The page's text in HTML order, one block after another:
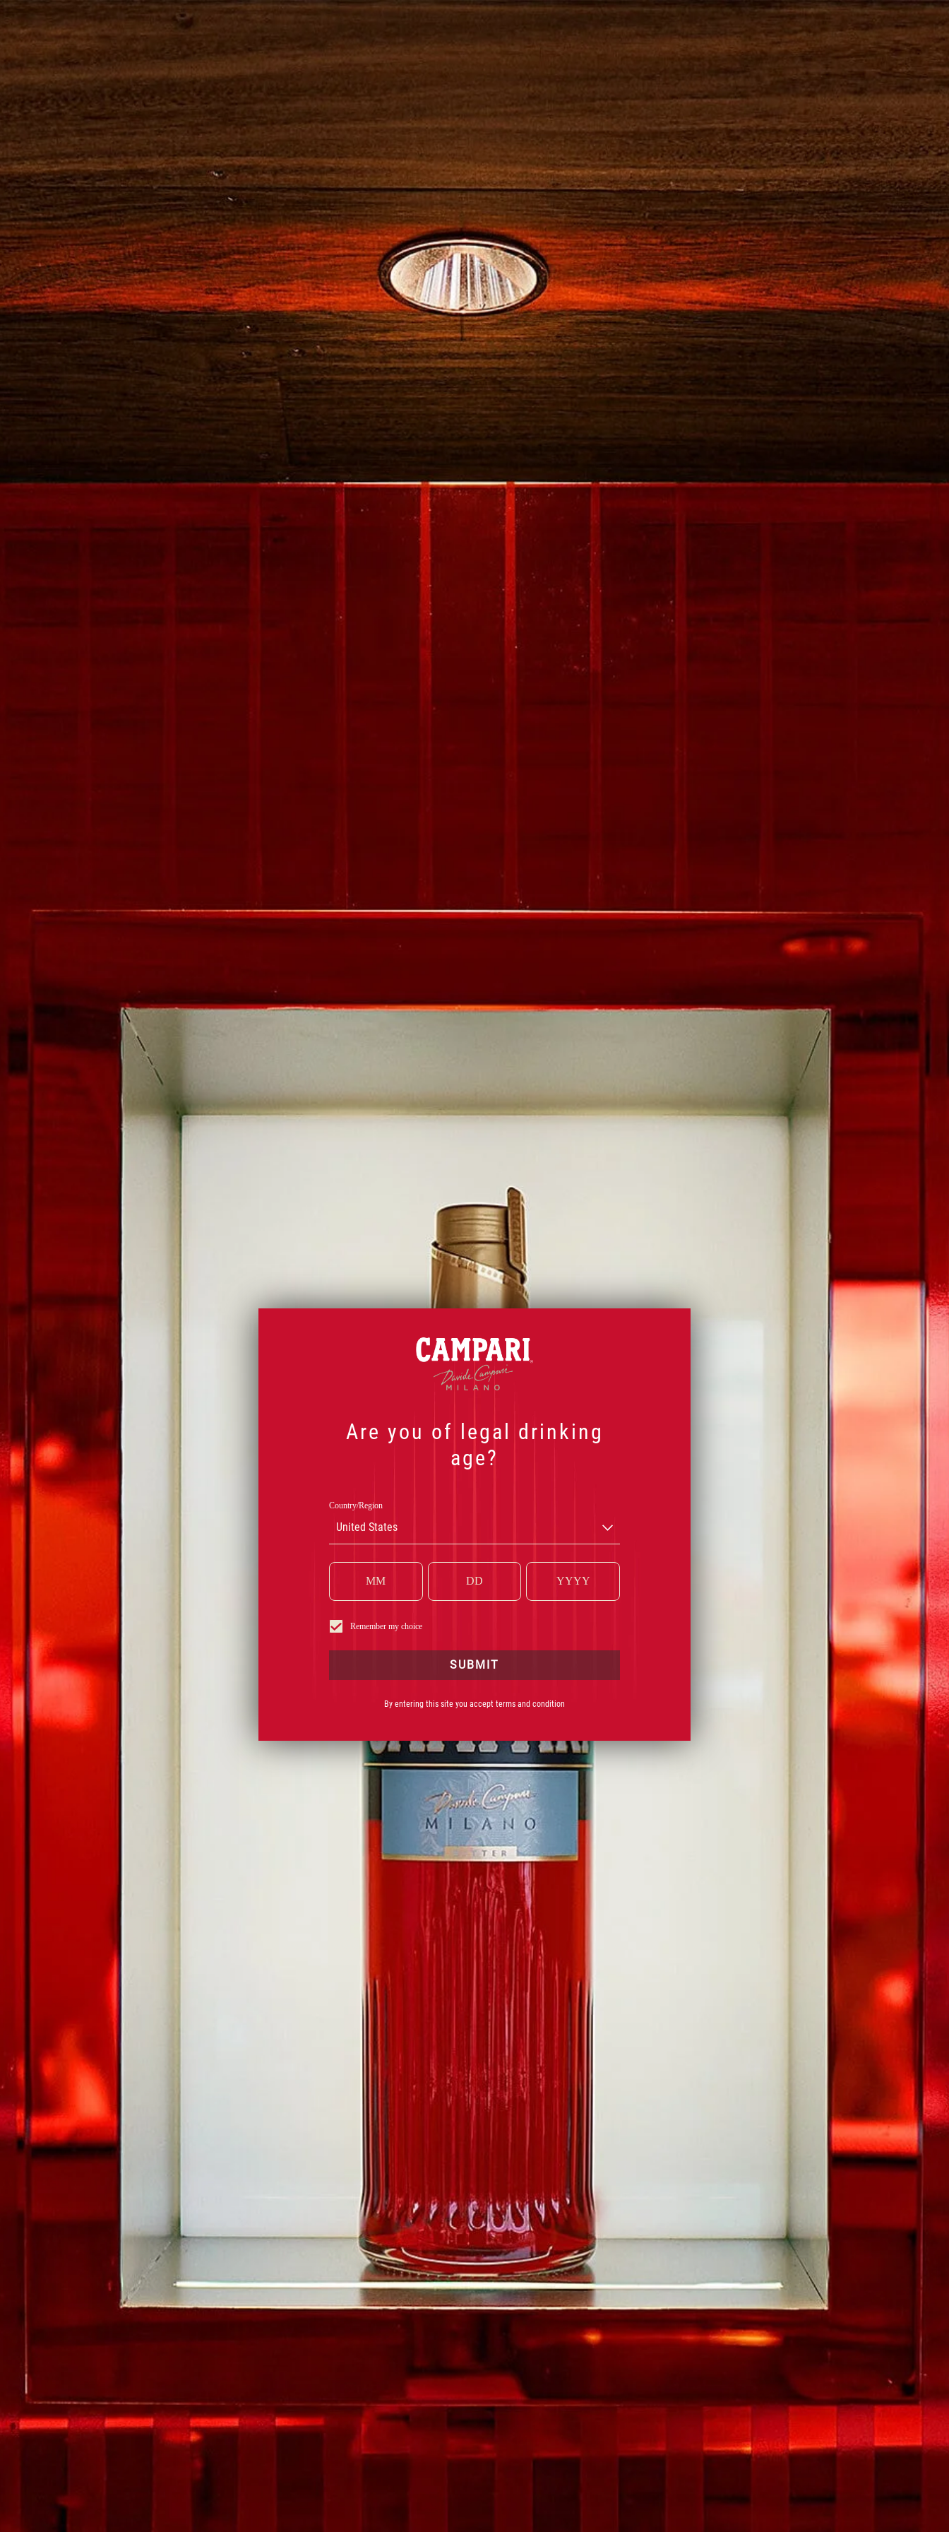
Are you of legal drinking
age?
Country/Region
United States
Remember my choice
SUBMIT
By entering this site you accept terms and condition
BUY NOW
カンパリの歴史 製品
カンパリ カスクテイルカンパリのカクテル
ネグローニ カンパリ スプリッツ カンパリのカクテル
カンパリの世界
レッドパッション カンパリと映画 私たちを訪問
ザ カンパリーノ ガレリア カンパリ
カ
ン
パ
リ
レ
ッ
ド
パ
ッ
シ
ョ
ン